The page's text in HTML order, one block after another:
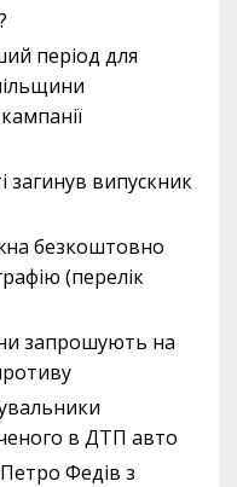
період для
загинув випускник
безкоштовно
(перелік
запрошують на
в ДТП авто
Федів з